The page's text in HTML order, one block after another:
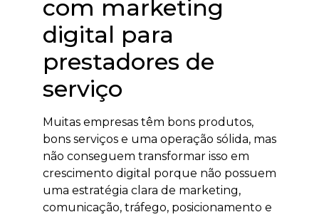
com marketing
digital para
prestadores de
serviço
Muitas empresas têm bons produtos,
bons serviços e uma operação sólida, mas
não conseguem transformar isso em
crescimento digital porque não possuem
uma estratégia clara de marketing,
comunicação, tráfego, posicionamento e